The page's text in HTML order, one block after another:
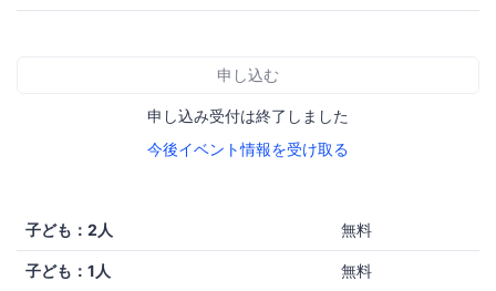
申し込む
申し込み受付は終了しました
今後イベント情報を受け取る
子ども：2人 無料
子ども：1人 無料